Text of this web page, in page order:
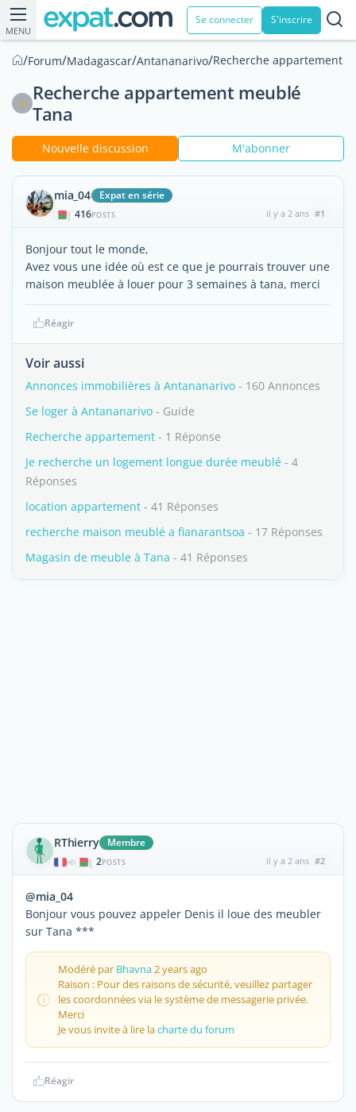
MENU
Se connecter S'inscrire
/Forum/Madagascar/Antananarivo/Recherche appartement
Recherche appartement meublé
Tana
Nouvelle discussion M'abonner
mia_04 Expat en série
| 416POSTS il y a 2 ans #1
Bonjour tout le monde,
Avez vous une idée où est ce que je pourrais trouver une
maison meublée à louer pour 3 semaines à tana, merci
Réagir
Voir aussi
Annonces immobilières à Antananarivo - 160 Annonces
Se loger à Antananarivo - Guide
Recherche appartement - 1 Réponse
Je recherche un logement longue durée meublé - 4
Réponses
location appartement - 41 Réponses
recherche maison meublé a fianarantsoa - 17 Réponses
Magasin de meuble à Tana - 41 Réponses
RThierry Membre
| 2POSTS il y a 2 ans #2
@mia_04
Bonjour vous pouvez appeler Denis il loue des meubler
sur Tana ***
Modéré par Bhavna2 years ago
Raison : Pour des raisons de sécurité, veuillez partager
les coordonnées via le système de messagerie privée.
Merci
Je vous invite à lire lacharte du forum
Réagir